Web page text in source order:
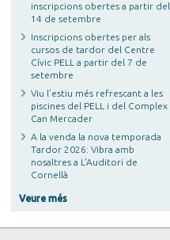
inscripcions obertes a partir del
14 de setembre
Inscripcions obertes per als
cursos de tardor del Centre
Cívic PELL a partir del 7 de
setembre
Viu l’estiu més refrescant a les
piscines del PELL i del Complex
Can Mercader
A la venda la nova temporada
Tardor 2026: Vibra amb
nosaltres a L'Auditori de
Cornellà
Veure més